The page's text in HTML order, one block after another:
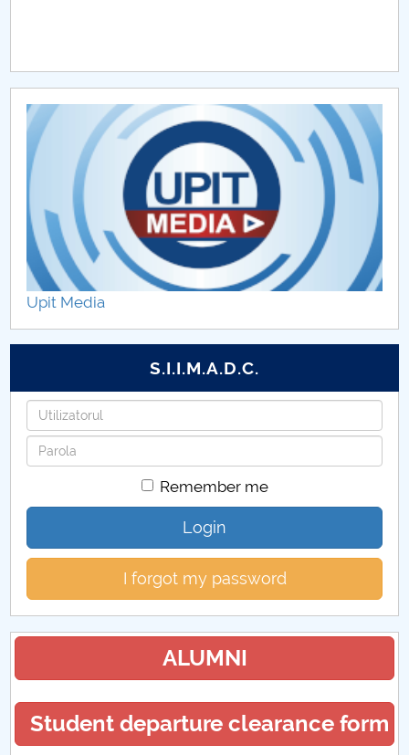
Upit Media
S.I.I.M.A.D.C.
Username
Password
Remember me
Login
I forgot my password
ALUMNI
Student departure clearance form